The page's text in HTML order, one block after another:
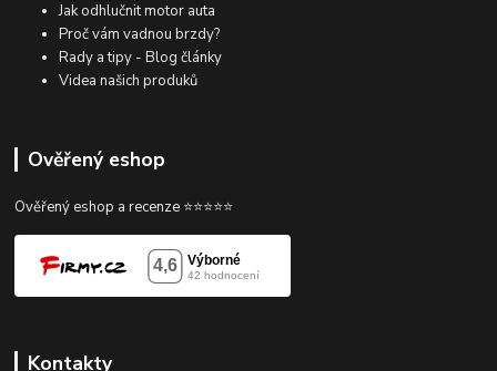
Jak odhlučnit motor auta
Proč vám vadnou brzdy?
Rady a tipy - Blog články
Videa našich produků
Ověřený eshop
Ověřený eshop a recenze ⭐⭐⭐⭐⭐
Kontakty